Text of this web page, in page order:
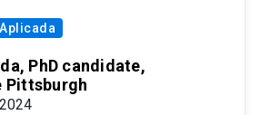
PhD candidate,
Pittsburgh